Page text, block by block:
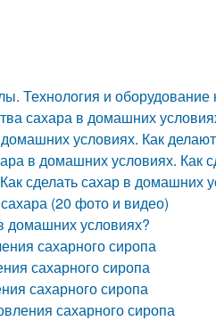
Технология и оборудование
сахара в домашних
условиях. Как
в домашних условиях. Как
сделать сахар в домашних
(20 фото и видео)
домашних условиях?
сахарного сиропа
сахарного сиропа
сахарного сиропа
сахарного сиропа